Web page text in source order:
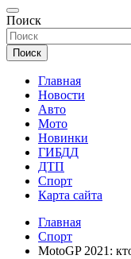
Поиск
Поиск
Главная
Новости
Авто
Мото
Новинки
ГИБДД
ДТП
Спорт
Карта сайта
Главная
Спорт
MotoGP 2021: